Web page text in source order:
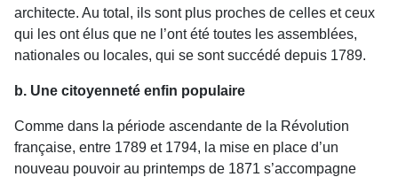
architecte. Au total, ils sont plus proches de celles et ceux
qui les ont élus que ne l’ont été toutes les assemblées,
nationales ou locales, qui se sont succédé depuis 1789.
b. Une citoyenneté enfin populaire
Comme dans la période ascendante de la Révolution
française, entre 1789 et 1794, la mise en place d’un
nouveau pouvoir au printemps de 1871 s’accompagne